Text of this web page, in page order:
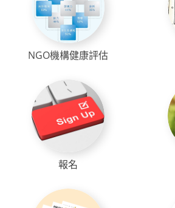
NGO機構健康評估
報名